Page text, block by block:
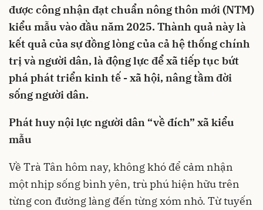
được công nhận đạt chuẩn nông thôn mới (NTM)
kiểu mẫu vào đầu năm 2025. Thành quả này là
kết quả của sự đồng lòng của cả hệ thống chính
trị và người dân, là động lực để xã tiếp tục bứt
phá phát triển kinh tế - xã hội, nâng tầm đời
sống người dân.
Phát huy nội lực người dân “về đích” xã kiểu
mẫu
Về Trà Tân hôm nay, không khó để cảm nhận
một nhịp sống bình yên, trù phú hiện hữu trên
từng con đường làng đến từng xóm nhỏ. Từ tuyến